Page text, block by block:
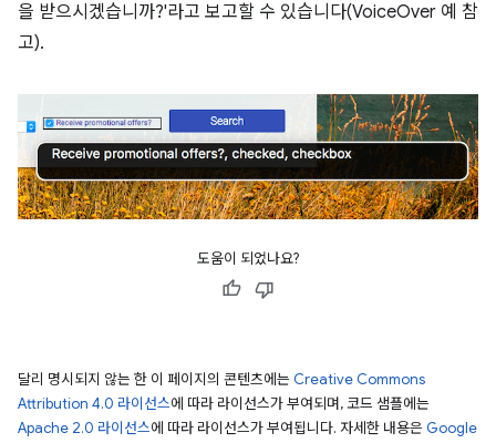
을 받으시겠습니까?'라고 보고할 수 있습니다(VoiceOver 예 참
고).
도움이 되었나요?
달리 명시되지 않는 한 이 페이지의 콘텐츠에는 Creative Commons
Attribution 4.0 라이선스에 따라 라이선스가 부여되며, 코드 샘플에는
Apache 2.0 라이선스에 따라 라이선스가 부여됩니다. 자세한 내용은 Google